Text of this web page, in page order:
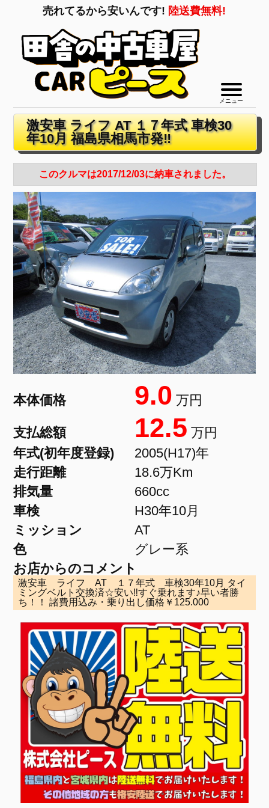
売れてるから安いんです! 陸送費無料!
メニュー
激安車 ライフ AT １７年式 車検30
年10月 福島県相馬市発‼
このクルマは2017/12/03に納車されました。
本体価格 9.0 万円
支払総額 12.5 万円
年式(初年度登録)
2005(H17)年
走行距離
18.6万Km
排気量
660cc
車検
H30年10月
ミッション
AT
色
グレー系
お店からのコメント
激安車 ライフ AT １７年式 車検30年10月 タイ
ミングベルト交換済☆安い‼すぐ乗れます♪早い者勝
ち！！ 諸費用込み・乗り出し価格￥125.000